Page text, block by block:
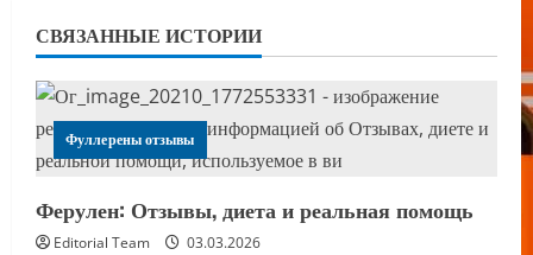
СВЯЗАННЫЕ ИСТОРИИ
Фуллерены отзывы
Ферулен: Отзывы, диета и реальная помощь
Editorial Team 03.03.2026